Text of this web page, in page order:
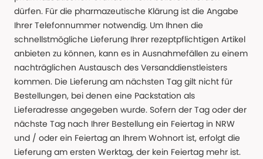
dürfen. Für die pharmazeutische Klärung ist die Angabe
Ihrer Telefonnummer notwendig. Um Ihnen die
schnellstmögliche Lieferung Ihrer rezeptpflichtigen Artikel
anbieten zu können, kann es in Ausnahmefällen zu einem
nachträglichen Austausch des Versanddienstleisters
kommen. Die Lieferung am nächsten Tag gilt nicht für
Bestellungen, bei denen eine Packstation als
Lieferadresse angegeben wurde. Sofern der Tag oder der
nächste Tag nach Ihrer Bestellung ein Feiertag in NRW
und / oder ein Feiertag an Ihrem Wohnort ist, erfolgt die
Lieferung am ersten Werktag, der kein Feiertag mehr ist.